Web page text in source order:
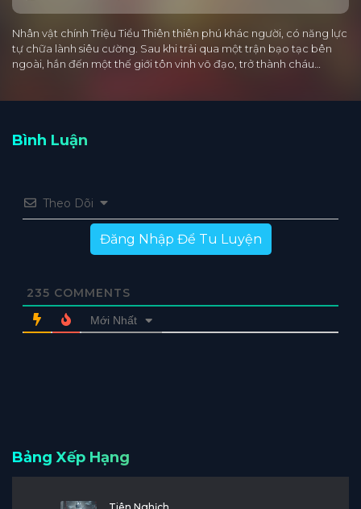
Nhân vật chính Triệu Tiểu Thiên thiên phú khác người, có năng lực
tự chữa lành siêu cường. Sau khi trải qua một trận bạo tạc bên
ngoài, hắn đến một thế giới tôn vinh võ đạo, trở thành cháu…
Bình Luận
Theo Dõi
Đăng Nhập Để Tu Luyện
235 COMMENTS
Mới Nhất
Bảng Xếp Hạng